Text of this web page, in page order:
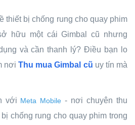
thiết bị chống rung cho quay phim
hữu một cái Gimbal cũ nhưng
và cần thanh lý? Điều bạn lo
nơiThu mua Gimbal cũ uy tín mà
với Meta Mobile - nơi chuyên thu
chống rung cho quay phim trong